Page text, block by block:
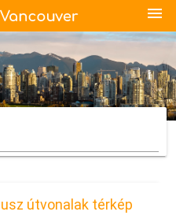
menu
útvonalak térkép